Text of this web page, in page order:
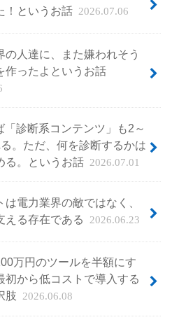
！というお話 2026.07.06
の人達に、また嫌われそう
作ったよというお話
「診断系コンテンツ」も2～
。ただ、何を診断するかは
る。というお話 2026.07.01
は電力業界の敵ではなく、
える存在である
2026.06.23
万円のツールを半額にす
初から低コストで導入する
肢 2026.06.08